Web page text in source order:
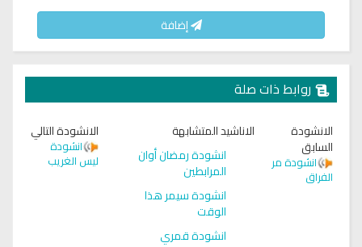
إضافة
روابط ذات صلة
الانشودة
السابق
انشودة مر
الفراق
الاناشيد المتشابهة
انشودة رمضان أوان
المرابطين
انشودة سيمر هذا
الوقت
انشودة قمري
الانشودة التالي
انشودة
ليس الغريب